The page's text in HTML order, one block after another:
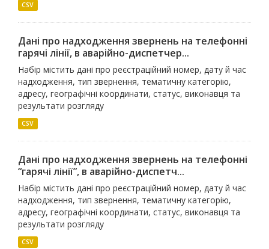
CSV
Дані про надходження звернень на телефонні
гарячі лінії, в аварійно-диспетчер...
Набір містить дані про реєстраційний номер, дату й час
надходження, тип звернення, тематичну категорію,
адресу, географічні координати, статус, виконавця та
результати розгляду
CSV
Дані про надходження звернень на телефонні
“гарячі лінії”, в аварійно-диспетч...
Набір містить дані про реєстраційний номер, дату й час
надходження, тип звернення, тематичну категорію,
адресу, географічні координати, статус, виконавця та
результати розгляду
CSV